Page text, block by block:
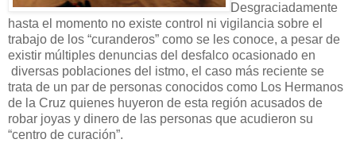
Desgraciadamente
hasta el momento no existe control ni vigilancia sobre el
trabajo de los “curanderos” como se les conoce, a pesar de
existir múltiples denuncias del desfalco ocasionado en
diversas poblaciones del istmo, el caso más reciente se
trata de un par de personas conocidos como Los Hermanos
de la Cruz quienes huyeron de esta región acusados de
robar joyas y dinero de las personas que acudieron su
“centro de curación”.